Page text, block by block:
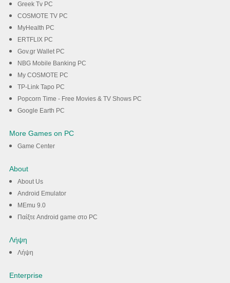
Greek Tv PC
COSMOTE TV PC
MyHealth PC
ERTFLIX PC
Gov.gr Wallet PC
NBG Mobile Banking PC
My COSMOTE PC
TP-Link Tapo PC
Popcorn Time - Free Movies & TV Shows PC
Google Earth PC
More Games on PC
Game Center
About
About Us
Android Emulator
MEmu 9.0
Παίξτε Android game στο PC
Λήψη
Λήψη
Enterprise